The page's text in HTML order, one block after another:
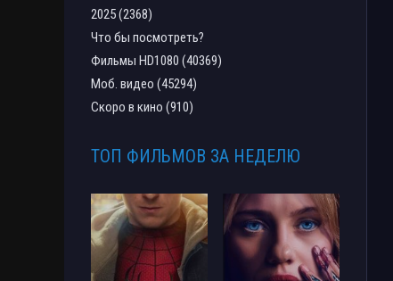
2025 (2368)
Что бы посмотреть?
Фильмы HD1080 (40369)
Моб. видео (45294)
Скоро в кино (910)
ТОП ФИЛЬМОВ ЗА НЕДЕЛЮ